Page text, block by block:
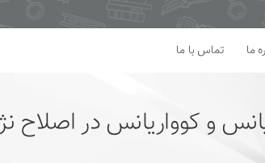
ما تماس با ما
و کوواریانس در اصلاح